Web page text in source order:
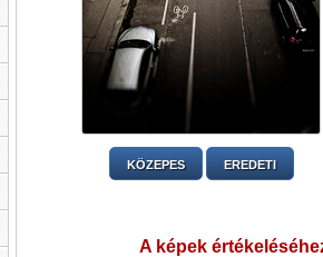
KÖZEPES EREDETI
A képek